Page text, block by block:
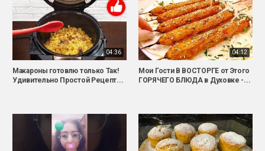
04:36
Макароны готовлю только Так!
Удивительно Простой Рецепт...
04:12
Мои Гости В ВОСТОРГЕ от Этого
ГОРЯЧЕГО БЛЮДА в Духовке -...